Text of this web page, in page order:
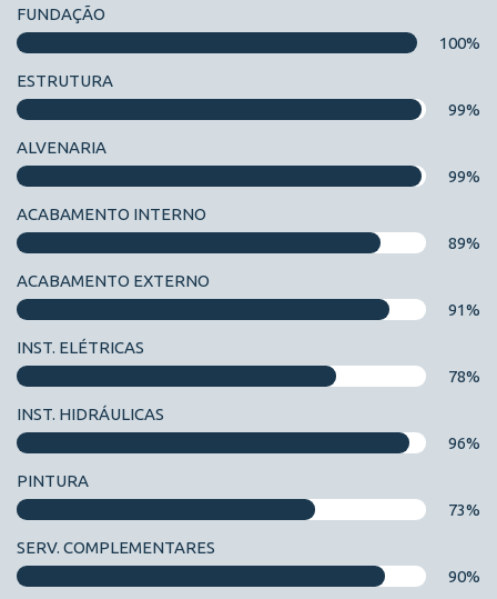
FUNDAÇÃO
100%
ESTRUTURA
99%
ALVENARIA
99%
ACABAMENTO INTERNO
89%
ACABAMENTO EXTERNO
91%
INST. ELÉTRICAS
78%
INST. HIDRÁULICAS
96%
PINTURA
73%
SERV. COMPLEMENTARES
90%